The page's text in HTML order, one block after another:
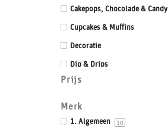
Cakepops, Chocolade & Candy
Cupcakes & Muffins
Decoratie
Dip & Drips
Dozen & Dummies
Drums & Boards
Eetbaar kant
Prijs
Merk
1. Algemeen 10